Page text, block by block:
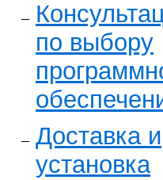
по выбору
Доставка и
установка